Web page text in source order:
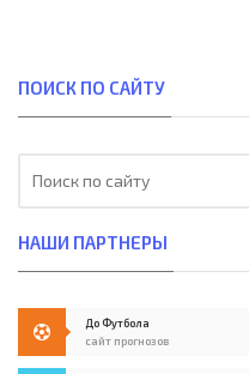
ПОИСК ПО САЙТУ
НАШИ ПАРТНЕРЫ
До Футбола
сайт прогнозов